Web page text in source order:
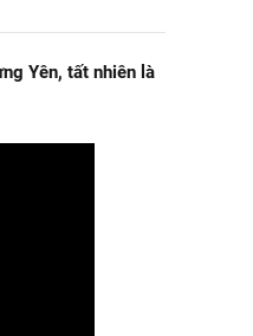
Yên, tất nhiên là